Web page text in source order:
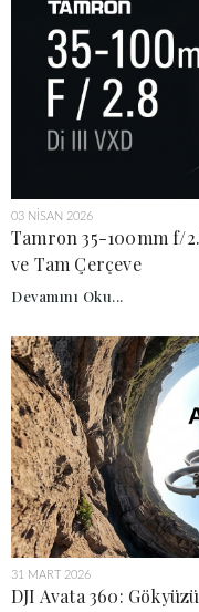
03 NISAN 2026
Tamron 35-100mm f/
ve Tam Çerçeve
Devamını Oku...
31 MART 2026
DJI Avata 360: